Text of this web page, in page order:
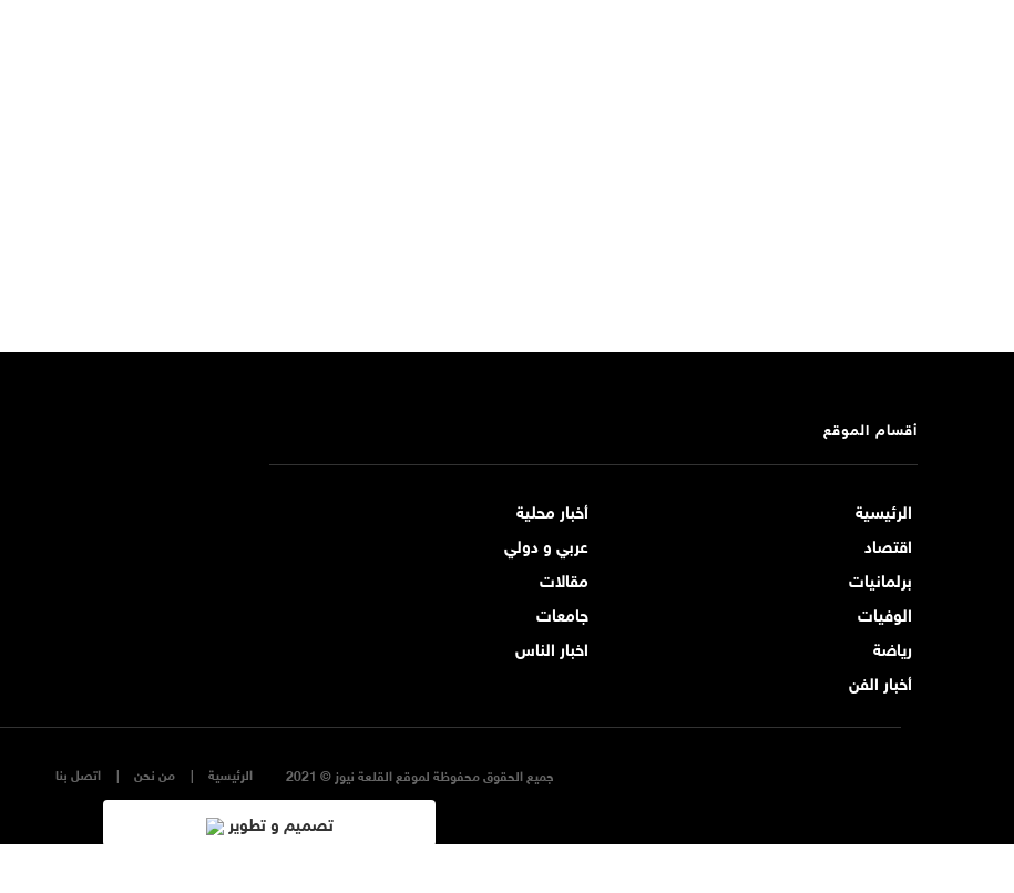
أقسام الموقع
الرئيسية
أخبار محلية
اقتصاد
عربي و دولي
برلمانيات
مقالات
الوفيات
جامعات
رياضة
اخبار الناس
أخبار الفن
جميع الحقوق محفوظة لموقع القلعة نيوز © 2021 اتصل بنا من نحن الرئيسية
تصميم و تطوير